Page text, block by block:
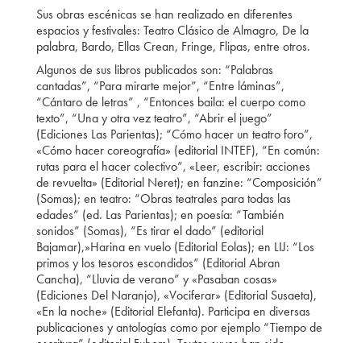
Sus obras escénicas se han realizado en diferentes
espacios y festivales: Teatro Clásico de Almagro, De la
palabra, Bardo, Ellas Crean, Fringe, Flipas, entre otros.
Algunos de sus libros publicados son: “Palabras
cantadas”, “Para mirarte mejor”, “Entre láminas”,
“Cántaro de letras” , “Entonces baila: el cuerpo como
texto”, “Una y otra vez teatro”, “Abrir el juego”
(Ediciones Las Parientas); “Cómo hacer un teatro foro”,
«Cómo hacer coreografía» (editorial INTEF), “En común:
rutas para el hacer colectivo”, «Leer, escribir: acciones
de revuelta» (Editorial Neret); en fanzine: “Composición”
(Somas); en teatro: “Obras teatrales para todas las
edades” (ed. Las Parientas); en poesía: “También
sonidos” (Somas), “Es tirar el dado” (editorial
Bajamar),»Harina en vuelo (Editorial Eolas); en LIJ: “Los
primos y los tesoros escondidos” (Editorial Abran
Cancha), “Lluvia de verano” y «Pasaban cosas»
(Ediciones Del Naranjo), «Vociferar» (Editorial Susaeta),
«En la noche» (Editorial Elefanta). Participa en diversas
publicaciones y antologías como por ejemplo “Tiempo de